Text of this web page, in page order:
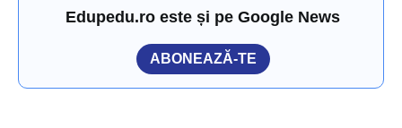
Edupedu.ro este și pe Google News
ABONEAZĂ-TE